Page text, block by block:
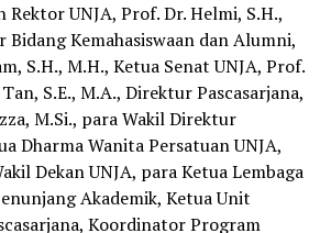
Rektor UNJA, Prof. Dr. Helmi, S.H.,
Bidang Kemahasiswaan dan Alumni,
S.H., M.H., Ketua Senat UNJA, Prof.
S.E., M.A., Direktur Pascasarjana,
M.Si., para Wakil Direktur
Dharma Wanita Persatuan UNJA,
Dekan UNJA, para Ketua Lembaga
Akademik, Ketua Unit
Koordinator Program